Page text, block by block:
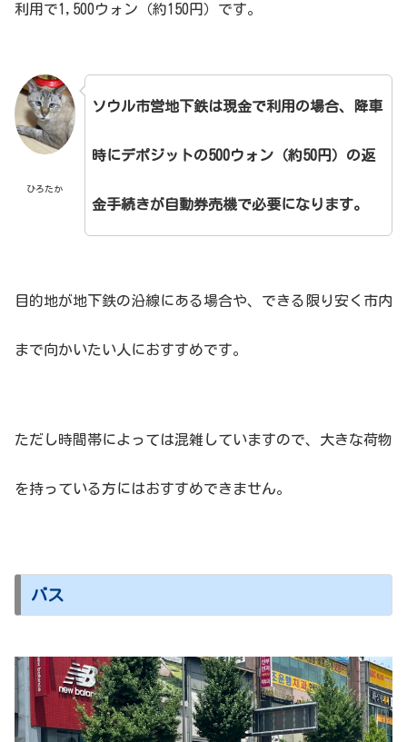
利用で1,500ウォン（約150円）です。
ひろたか
ソウル市営地下鉄は現金で利用の場合、降車
時にデポジットの500ウォン（約50円）の返
金手続きが自動券売機で必要になります。
目的地が地下鉄の沿線にある場合や、できる限り安く市内
まで向かいたい人におすすめです。
ただし時間帯によっては混雑していますので、大きな荷物
を持っている方にはおすすめできません。
バス